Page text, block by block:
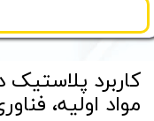
کاربرد
مواد اولیه،